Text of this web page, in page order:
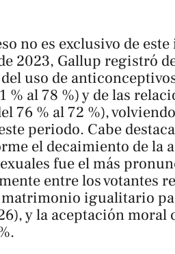
no es exclusivo de
2023, Gallup registró
uso de
% al 78 %) y de las
76 % al 72 %),
periodo. Cabe
el decaimiento de la
fue el más
entre los votantes
matrimonio igualitario
y la aceptación moral